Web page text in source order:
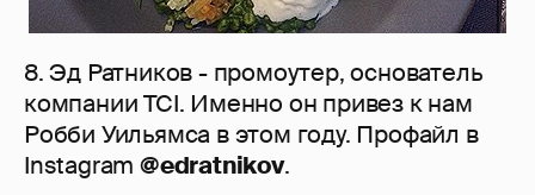
8. Эд Ратников - промоутер, основатель
компании TCI. Именно он привез к нам
Робби Уильямса в этом году. Профайл в
Instagram @edratnikov.